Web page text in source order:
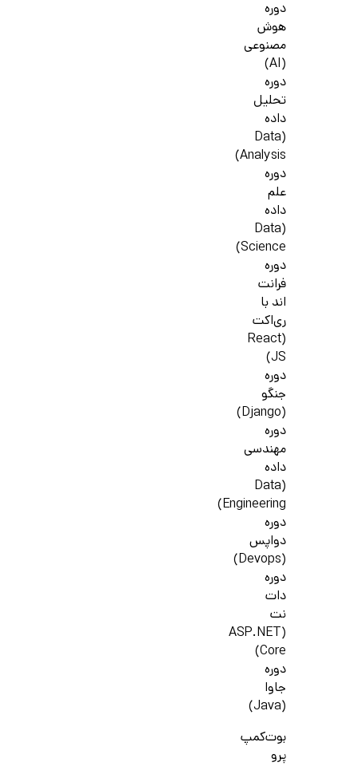
دوره
هوش
مصنوعی
(AI)
دوره
تحلیل
داده
(Data
Analysis)
دوره
علم
داده
(Data
Science)
دوره
فرانت
اند با
ری‌اکت
(React
JS)
دوره
جنگو
(Django)
دوره
مهندسی
داده
(Data
Engineering)
دوره
دواپس
(Devops)
دوره
دات
نت
(ASP.NET
Core)
دوره
جاوا
(Java)
بوت‌کمپ
پرو